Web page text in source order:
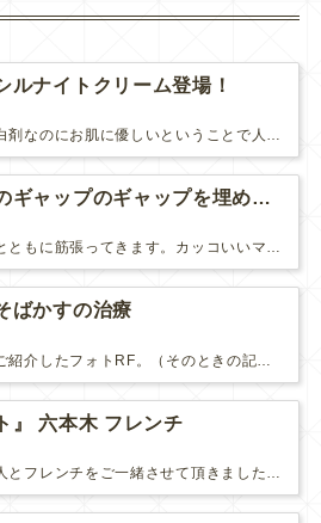
ルナイトクリーム登場！
最強の美白剤なのにお肌に優しいということで人気のルミキシルにナイトクリーム（夜用美容液）が登場しました！ナイトクリームはルミキシ…
顔と手のギャップのギャップを埋める方法
手は年齢とともに筋張ってきます。カッコいいマドンナも顔と手のギャップが大きいですね。サラ・ジェシカパーカーも、せっかくのオシ…
ばかすの治療
』 六本木 フレンチ
年上の友人とフレンチをご一緒させて頂きました(*ﾟｰﾟ*)カリフラワーのムース、生雲丹とコンソメジュレ真鯛のカルパッチョキャビ…